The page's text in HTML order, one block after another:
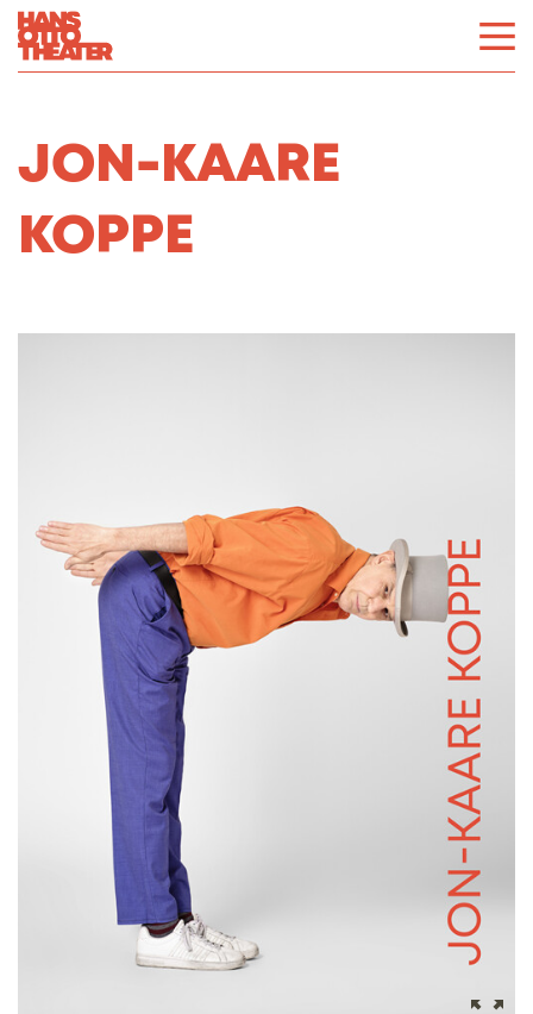
JON-KAARE
KOPPE